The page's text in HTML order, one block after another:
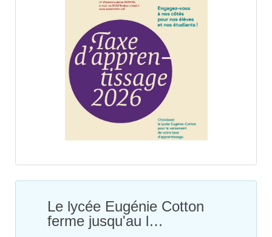
Le lycée Eugénie Cotton
ferme jusqu'au l…